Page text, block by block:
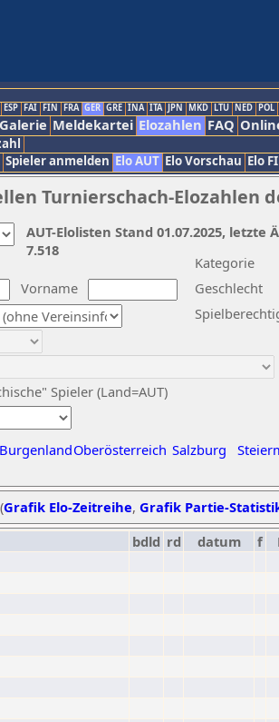
ESP FAI FIN FRA GER GRE INA ITA JPN MKD LTU NED POL
Meldekartei Elozahlen FAQ
Spieler anmelden Elo AUT Elo Vorschau Elo
Turnierschach-Elozahlen
Vorname
Kategorie
Geschlecht
Spieler (Land=AUT)
BurgenlandOberösterreich Salzburg
AUT-Elolisten Stand 01.07.2025,
7.518
Grafik Elo-Zeitreihe, Grafik Partie-
bdld rd datum f